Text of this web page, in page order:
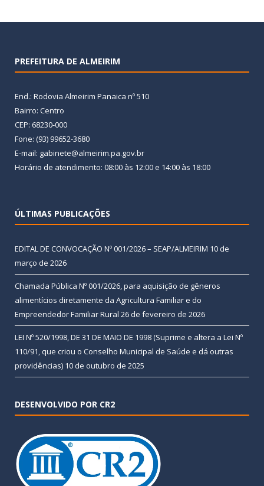
PREFEITURA DE ALMEIRIM
End.: Rodovia Almeirim Panaica nº 510
Bairro: Centro
CEP: 68230-000
Fone: (93) 99652-3680
E-mail: gabinete@almeirim.pa.gov.br
Horário de atendimento: 08:00 às 12:00 e 14:00 às 18:00
ÚLTIMAS PUBLICAÇÕES
EDITAL DE CONVOCAÇÃO Nº 001/2026 – SEAP/ALMEIRIM 10 de
março de 2026
Chamada Pública Nº 001/2026, para aquisição de gêneros
alimentícios diretamente da Agricultura Familiar e do
Empreendedor Familiar Rural 26 de fevereiro de 2026
LEI Nº 520/1998, DE 31 DE MAIO DE 1998 (Suprime e altera a Lei Nº
110/91, que criou o Conselho Municipal de Saúde e dá outras
providências) 10 de outubro de 2025
DESENVOLVIDO POR CR2